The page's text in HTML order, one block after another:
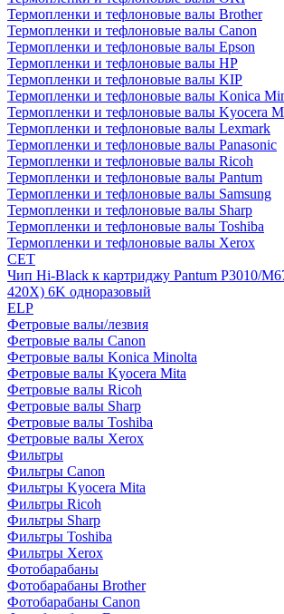
Термопленки и тефлоновые валы Brother
Термопленки и тефлоновые валы Canon
Термопленки и тефлоновые валы Epson
Термопленки и тефлоновые валы HP
Термопленки и тефлоновые валы KIP
Термопленки и тефлоновые валы Konica
Термопленки и тефлоновые валы Kyocera
Термопленки и тефлоновые валы Lexmark
Термопленки и тефлоновые валы Panasonic
Термопленки и тефлоновые валы Ricoh
Термопленки и тефлоновые валы Pantum
Термопленки и тефлоновые валы Samsung
Термопленки и тефлоновые валы Sharp
Термопленки и тефлоновые валы Toshiba
Термопленки и тефлоновые валы Xerox
CET
Чип Hi-Black к картриджу Pantum P3010/
420X) 6K одноразовый
ELP
Фетровые валы/лезвия
Фетровые валы Canon
Фетровые валы Konica Minolta
Фетровые валы Kyocera Mita
Фетровые валы Ricoh
Фетровые валы Sharp
Фетровые валы Toshiba
Фетровые валы Xerox
Фильтры
Фильтры Canon
Фильтры Kyocera Mita
Фильтры Ricoh
Фильтры Sharp
Фильтры Toshiba
Фильтры Xerox
Фотобарабаны
Фотобарабаны Brother
Фотобарабаны Canon